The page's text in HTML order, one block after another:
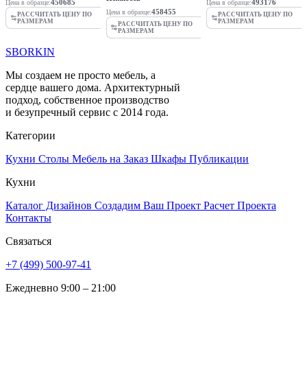
Цена в образце:450685
РАССЧИТАТЬ ЦЕНУ ПО
РАЗМЕРАМ
Цена в образце:458455
РАССЧИТАТЬ ЦЕНУ ПО
РАЗМЕРАМ
Цена в образце:493176
РАССЧИТАТЬ ЦЕНУ ПО
РАЗМЕРАМ
SBORKIN
Мы создаем не просто мебель, а
сердце вашего дома. Архитектурный
подход, собственное производство
и безупречный сервис с 2014 года.
Категории
Кухни Столы Мебель на Заказ Шкафы Публикации
Кухни
Каталог Дизайнов Создадим Ваш Проект Расчет Проекта
Контакты
Связаться
+7 (499) 500-97-41
Ежедневно 9:00 – 21:00